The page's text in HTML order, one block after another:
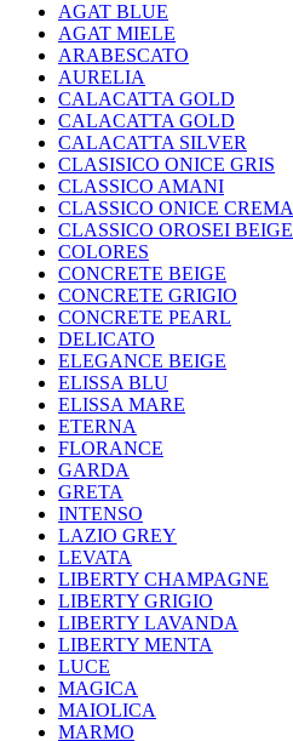
AGAT BLUE
AGAT MIELE
ARABESCATO
AURELIA
CALACATTA GOLD
CALACATTA GOLD
CALACATTA SILVER
CLASISICO ONICE GRIS
CLASSICO AMANI
CLASSICO ONICE CREMA
CLASSICO OROSEI BEIGE
COLORES
CONCRETE BEIGE
CONCRETE GRIGIO
CONCRETE PEARL
DELICATO
ELEGANCE BEIGE
ELISSA BLU
ELISSA MARE
ETERNA
FLORANCE
GARDA
GRETA
INTENSO
LAZIO GREY
LEVATA
LIBERTY CHAMPAGNE
LIBERTY GRIGIO
LIBERTY LAVANDA
LIBERTY MENTA
LUCE
MAGICA
MAIOLICA
MARMO